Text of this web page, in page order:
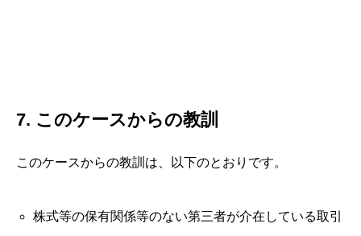
7. このケースからの教訓
このケースからの教訓は、以下のとおりです。
株式等の保有関係等のない第三者が介在している取引